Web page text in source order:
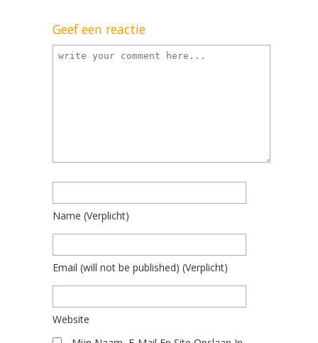
Geef een reactie
Name (verplicht)
Email (will not be published) (verplicht)
Website